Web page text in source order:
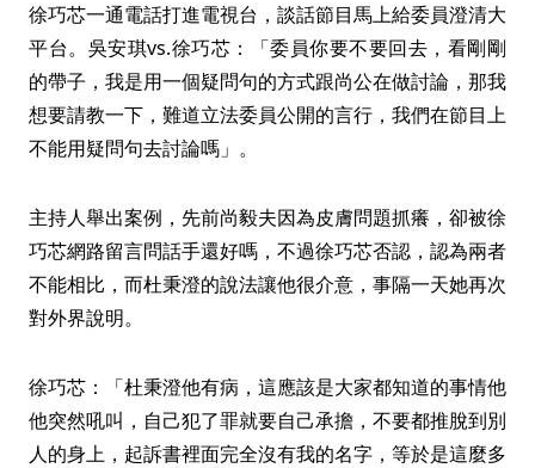
徐巧芯一通電話打進電視台，談話節目馬上給委員澄清大
平台。吳安琪vs.徐巧芯：「委員你要不要回去，看剛剛
的帶子，我是用一個疑問句的方式跟尚公在做討論，那我
想要請教一下，難道立法委員公開的言行，我們在節目上
不能用疑問句去討論嗎」。
主持人舉出案例，先前尚毅夫因為皮膚問題抓癢，卻被徐
巧芯網路留言問話手還好嗎，不過徐巧芯否認，認為兩者
不能相比，而杜秉澄的說法讓他很介意，事隔一天她再次
對外界說明。
徐巧芯：「杜秉澄他有病，這應該是大家都知道的事情他
他突然吼叫，自己犯了罪就要自己承擔，不要都推脫到別
人的身上，起訴書裡面完全沒有我的名字，等於是這麼多